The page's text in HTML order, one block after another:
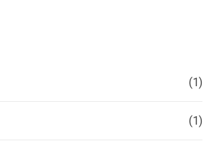
(1)
(1)